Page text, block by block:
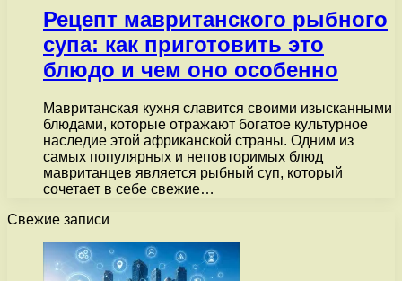
Рецепт мавританского рыбного
супа: как приготовить это
блюдо и чем оно особенно
Мавританская кухня славится своими изысканными
блюдами, которые отражают богатое культурное
наследие этой африканской страны. Одним из
самых популярных и неповторимых блюд
мавританцев является рыбный суп, который
сочетает в себе свежие…
Свежие записи